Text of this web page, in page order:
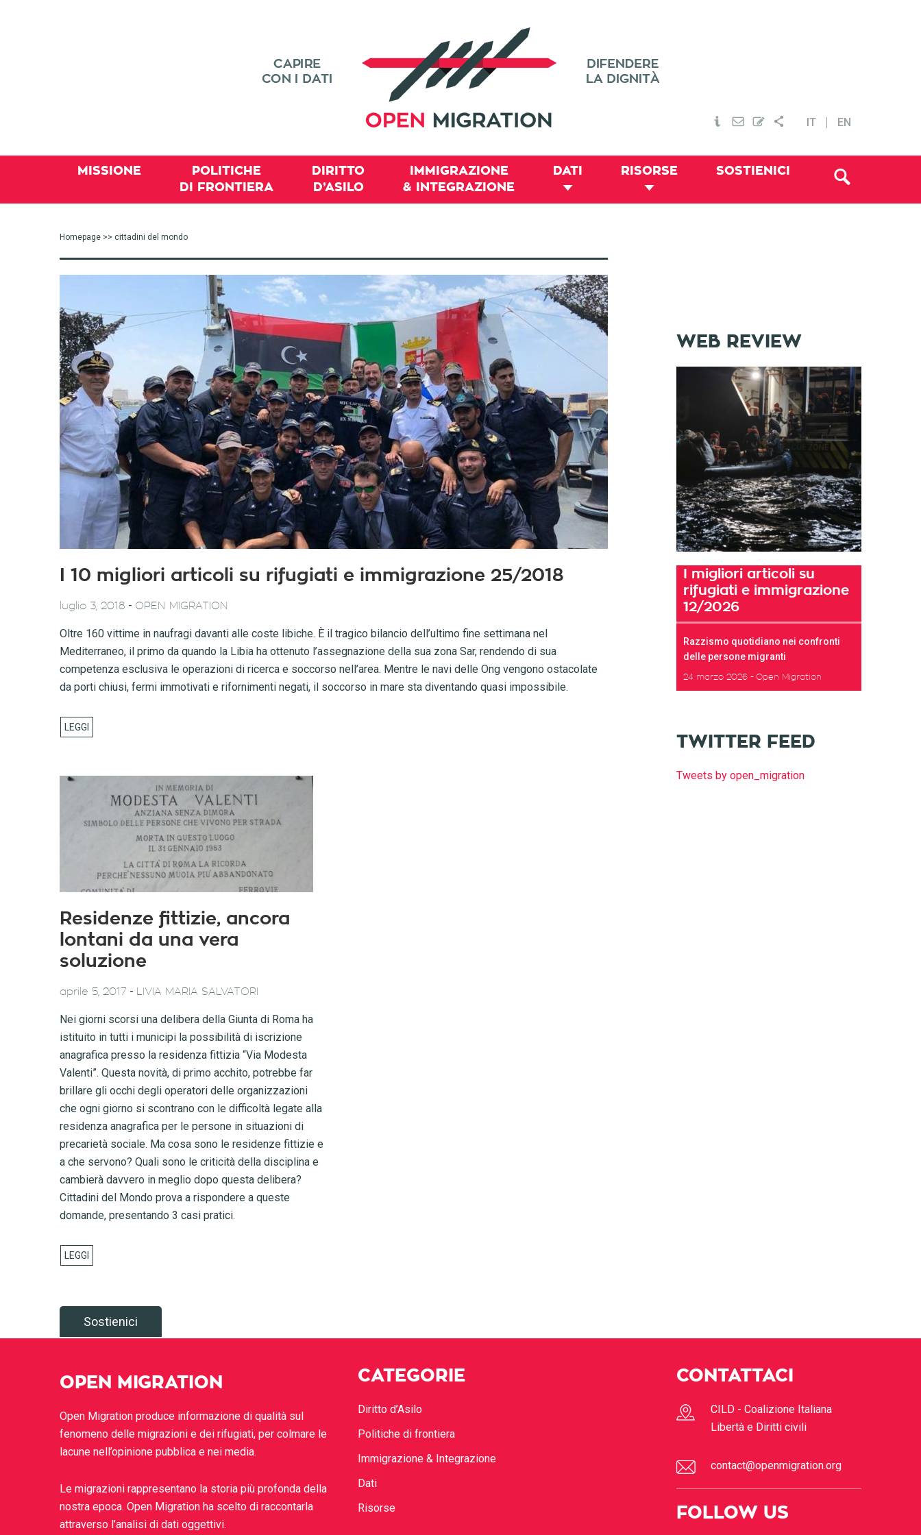
IT EN
MISSIONE
POLITICHE
DI FRONTIERA
DIRITTO
D’ASILO
IMMIGRAZIONE
& INTEGRAZIONE
DATI RISORSE SOSTIENICI
Homepage >> cittadini del mondo
I 10 migliori articoli su rifugiati e immigrazione 25/2018
luglio 3, 2018 - OPEN MIGRATION
Oltre 160 vittime in naufragi davanti alle coste libiche. È il tragico bilancio dell’ultimo fine settimana nel
Mediterraneo, il primo da quando la Libia ha ottenuto l’assegnazione della sua zona Sar, rendendo di sua
competenza esclusiva le operazioni di ricerca e soccorso nell’area. Mentre le navi delle Ong vengono ostacolate
da porti chiusi, fermi immotivati e rifornimenti negati, il soccorso in mare sta diventando quasi impossibile.
Residenze fittizie, ancora
lontani da una vera
soluzione
aprile 5, 2017 - LIVIA MARIA SALVATORI
Nei giorni scorsi una delibera della Giunta di Roma ha
istituito in tutti i municipi la possibilità di iscrizione
anagrafica presso la residenza fittizia “Via Modesta
Valenti”. Questa novità, di primo acchito, potrebbe far
brillare gli occhi degli operatori delle organizzazioni
che ogni giorno si scontrano con le difficoltà legate alla
residenza anagrafica per le persone in situazioni di
precarietà sociale. Ma cosa sono le residenze fittizie e
a che servono? Quali sono le criticità della disciplina e
cambierà davvero in meglio dopo questa delibera?
Cittadini del Mondo prova a rispondere a queste
domande, presentando 3 casi pratici.
WEB REVIEW
I migliori articoli su
rifugiati e immigrazione
12/2026
Razzismo quotidiano nei confronti
delle persone migranti
24 marzo 2026 Open Migration
TWITTER FEED
Tweets by open_migration
Sostienici
OPEN MIGRATION
Open Migration produce informazione di qualità sul
fenomeno delle migrazioni e dei rifugiati, per colmare le
lacune nell’opinione pubblica e nei media.
Le migrazioni rappresentano la storia più profonda della
nostra epoca. Open Migration ha scelto di raccontarla
attraverso l’analisi di dati oggettivi.
CATEGORIE
Diritto d’Asilo
Politiche di frontiera
Immigrazione & Integrazione
Dati
Risorse
CONTATTACI
CILD - Coalizione Italiana
Libertà e Diritti civili
contact@openmigration.org
FOLLOW US